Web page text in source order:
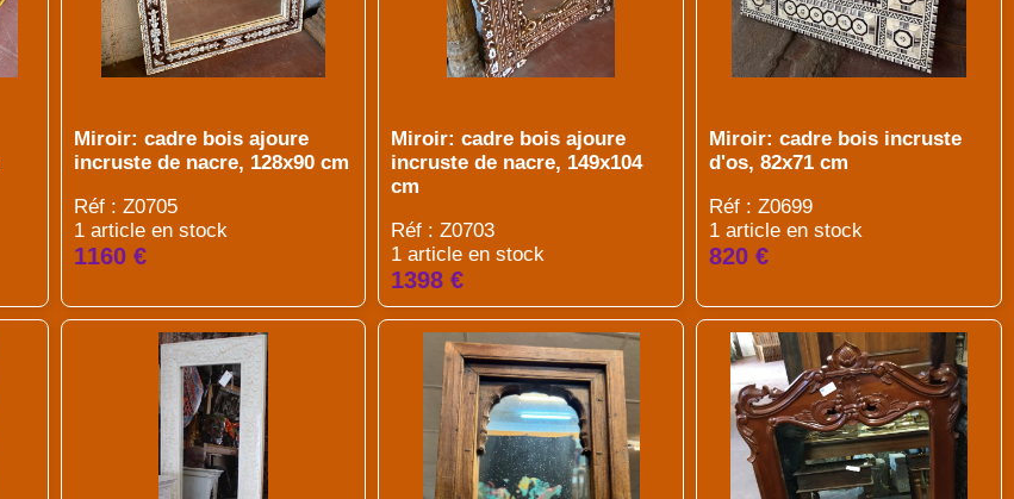
Miroir: cadre bois ajoure
incruste de nacre, 128x90 cm
Réf : Z0705
1 article en stock
1160 €
Miroir: cadre bois ajoure
incruste de nacre, 149x104
cm
Réf : Z0703
1 article en stock
1398 €
Miroir: cadre bois incruste
d'os, 82x71 cm
Réf : Z0699
1 article en stock
820 €